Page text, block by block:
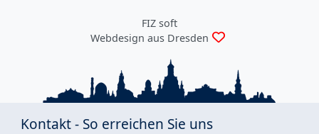
FIZ soft
Webdesign aus Dresden
Kontakt - So erreichen Sie uns